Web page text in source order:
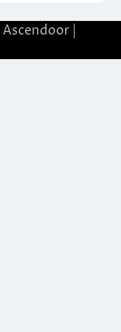
Ascendoor